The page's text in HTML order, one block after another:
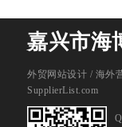
嘉兴市海
外贸网站设计 / 海外
SupplierList.com